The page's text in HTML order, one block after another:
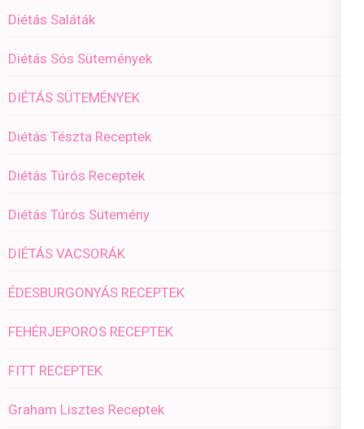
Diétás Saláták
Diétás Sós Sütemények
DIÉTÁS SÜTEMÉNYEK
Diétás Tészta Receptek
Diétás Túrós Receptek
Diétás Túrós Sütemény
DIÉTÁS VACSORÁK
ÉDESBURGONYÁS RECEPTEK
FEHÉRJEPOROS RECEPTEK
FITT RECEPTEK
Graham Lisztes Receptek